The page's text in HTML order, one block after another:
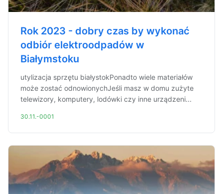
Rok 2023 - dobry czas by wykonać
odbiór elektroodpadów w
Białymstoku
utylizacja sprzętu białystokPonadto wiele materiałów
może zostać odnowionychJeśli masz w domu zużyte
telewizory, komputery, lodówki czy inne urządzeni...
30.11.-0001